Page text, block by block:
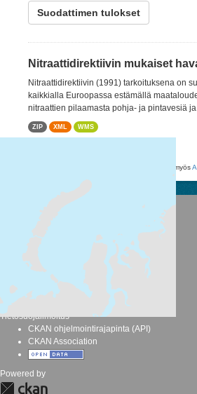
Suodattimen tulokset
Nitraattidirektiivin mukaiset
Nitraattidirektiivin (1991) tarkoituksena on
kaikkialla Euroopassa estämällä
nitraattien pilaamasta pohja- ja pintavesiä
ZIP XML WMS
avulla (katso myös
Suomen ympäristökeskus
Latokartanonkaari 11
FI-00790 Helsinki
Switchboard: +358 295 251 000
Fax: 09 5490 2190
syke.fi
Palvelukuvaus
Tietosuojailmoitus
CKAN ohjelmointirajapinta (API)
CKAN Association
Powered by